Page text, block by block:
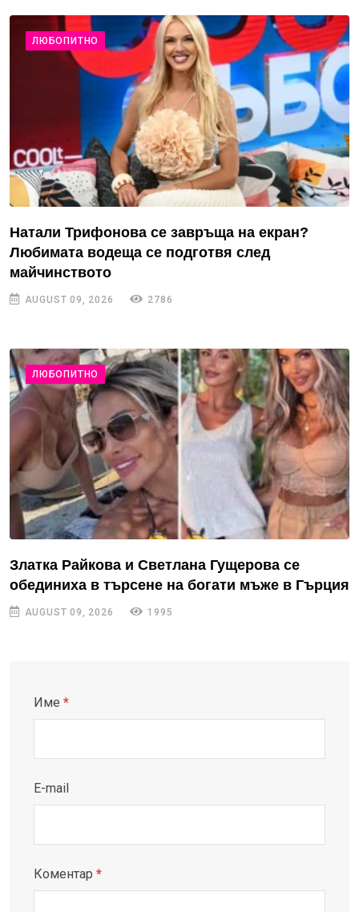
ЛЮБОПИТНО
Натали Трифонова се завръща на екран?
Любимата водеща се подготвя след
майчинството
AUGUST 09, 2026 2786
ЛЮБОПИТНО
Златка Райкова и Светлана Гущерова се
обединиха в търсене на богати мъже в Гърция
AUGUST 09, 2026 1995
Име *
E-mail
Коментар *